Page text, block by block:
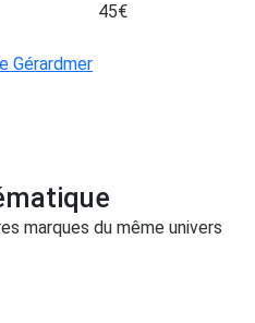
45€
Gérardmer
marques du même univers